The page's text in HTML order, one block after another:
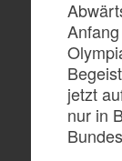
jetzt
nur in